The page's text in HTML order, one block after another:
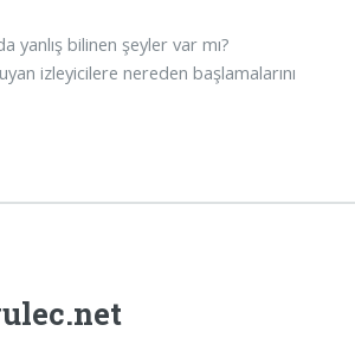
yanlış bilinen şeyler var mı?
izleyicilere nereden başlamalarını